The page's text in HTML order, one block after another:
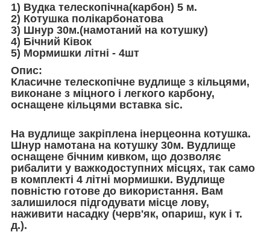
1) Вудка телескопічна(карбон) 5 м.
2) Котушка полікарбонатова
3) Шнур 30м.(намотаний на котушку)
4) Бічний Ківок
5) Мормишки літні - 4шт
Опис:
Класичне телескопічне вудлище з кільцями,
виконане з міцного і легкого карбону,
оснащене кільцями вставка sic.
На вудлище закріплена інерцеонна котушка.
Шнур намотана на котушку 30м. Вудлище
оснащене бічним кивком, що дозволяє
рибалити у важкодоступних місцях, так само
в комплекті 4 літні мормишки. Вудлище
повністю готове до використання. Вам
залишилося підгодувати місце лову,
наживити насадку (черв'як, опариш, кук і т.
д.).